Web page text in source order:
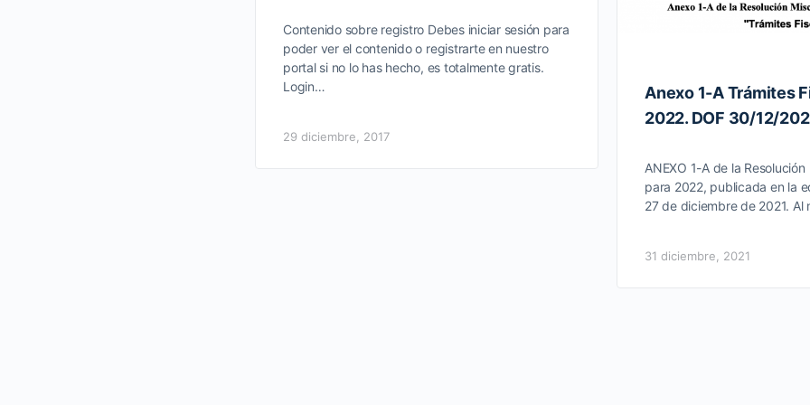
Contenido sobre registro Debes iniciar sesión para
poder ver el contenido o registrarte en nuestro
portal si no lo has hecho, es totalmente gratis.
Login…
29 diciembre, 2017
Anexo 1-A Trámites
2022. DOF 30/12/
ANEXO 1-A de la
para 2022, publicada en la
27 de diciembre de 2021. Al
31 diciembre, 2021